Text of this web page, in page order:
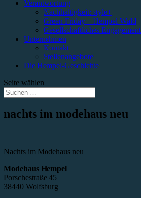
Verantwortung
Nachhaltigkeit: style+
Green Friday – Hempel Wald
Gesellschaftliches Engagement
Unternehmen
Kontakt
Stellenangebote
Die Hempel-Geschichte
Seite wählen
nachts im modehaus neu
Nachts im Modehaus neu
Modehaus Hempel
Porschestraße 45
38440 Wolfsburg